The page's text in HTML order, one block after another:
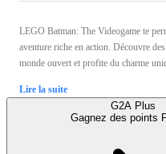
LEGO Batman: The Videogame te
aventure riche en action. Découvre
monde ouvert et profite du charme
Lire la suite
G2A Plus
Gagnez des points